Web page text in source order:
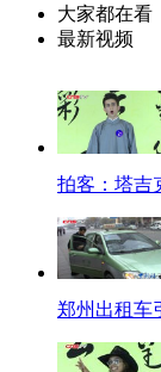
大家都在看
最新视频
拍客：塔吉
郑州出租车